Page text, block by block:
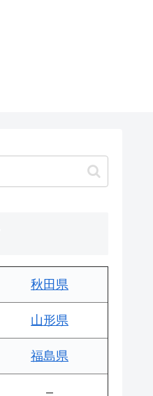
秋田県
山形県
福島県
–